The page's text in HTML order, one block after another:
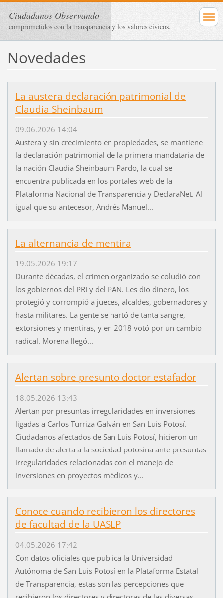
Ciudadanos Observando
comprometidos con la transparencia y los valores cívicos.
Novedades
La austera declaración patrimonial de
Claudia Sheinbaum
09.06.2026 14:04
Austera y sin crecimiento en propiedades, se mantiene
la declaración patrimonial de la primera mandataria de
la nación Claudia Sheinbaum Pardo, la cual se
encuentra publicada en los portales web de la
Plataforma Nacional de Transparencia y DeclaraNet. Al
igual que su antecesor, Andrés Manuel...
La alternancia de mentira
19.05.2026 19:17
Durante décadas, el crimen organizado se coludió con
los gobiernos del PRI y del PAN. Les dio dinero, los
protegió y corrompió a jueces, alcaldes, gobernadores y
hasta militares. La gente se hartó de tanta sangre,
extorsiones y mentiras, y en 2018 votó por un cambio
radical. Morena llegó...
Alertan sobre presunto doctor estafador
18.05.2026 13:43
Alertan por presuntas irregularidades en inversiones
ligadas a Carlos Turriza Galván en San Luis Potosí.
Ciudadanos afectados de San Luis Potosí, hicieron un
llamado de alerta a la sociedad potosina ante presuntas
irregularidades relacionadas con el manejo de
inversiones en proyectos médicos y...
Conoce cuando recibieron los directores
de facultad de la UASLP
04.05.2026 17:42
Con datos oficiales que publica la Universidad
Autónoma de San Luis Potosí en la Plataforma Estatal
de Transparencia, estas son las percepciones que